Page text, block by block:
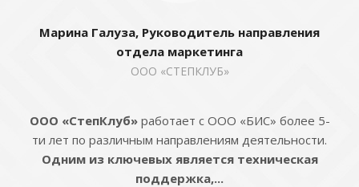
Марина Галуза, Руководитель направления
отдела маркетинга
ООО «СТЕПКЛУБ»
ООО «СтепКлуб»работает с ООО «БИС» более 5-
ти лет по различным направлениям деятельности.
Одним из ключевых является техническая
поддержка,...